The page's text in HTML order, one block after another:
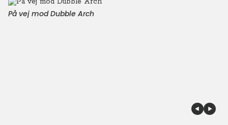
På vej mod Dubble Arch